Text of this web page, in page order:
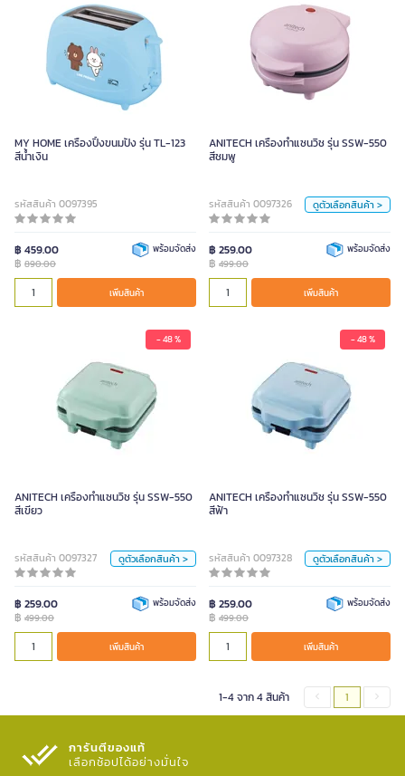
MY HOME เครื่องปิ้งขนมปัง รุ่น TL-123
สีน้ำเงิน
รหัสสินค้า 0097395
฿ 459.00
฿ 890.00
พร้อมจัดส่ง
เพิ่มสินค้า
ANITECH เครื่องทำแซนวิช รุ่น SSW-550
สีชมพู
รหัสสินค้า 0097326 ดูตัวเลือกสินค้า >
฿ 259.00
฿ 499.00
พร้อมจัดส่ง
เพิ่มสินค้า
ANITECH เครื่องทำแซนวิช รุ่น SSW-
550 สีชมพู
สี
หน่วย
- 48 %
ANITECH เครื่องทำแซนวิช รุ่น SSW-550
สีเขียว
รหัสสินค้า 0097327 ดูตัวเลือกสินค้า >
฿ 259.00
฿ 499.00
พร้อมจัดส่ง
เพิ่มสินค้า
ANITECH เครื่องทำแซนวิช รุ่น SSW-
550 สีเขียว
สี
หน่วย
- 48 %
ANITECH เครื่องทำแซนวิช รุ่น SSW-550
สีฟ้า
รหัสสินค้า 0097328 ดูตัวเลือกสินค้า >
฿ 259.00
฿ 499.00
พร้อมจัดส่ง
เพิ่มสินค้า
ANITECH เครื่องทำแซนวิช รุ่น SSW-
สี
หน่วย
1-4 จาก 4 สินค้า 1
การันตีของแท้
เลือกช้อปได้อย่างมั่นใจ​